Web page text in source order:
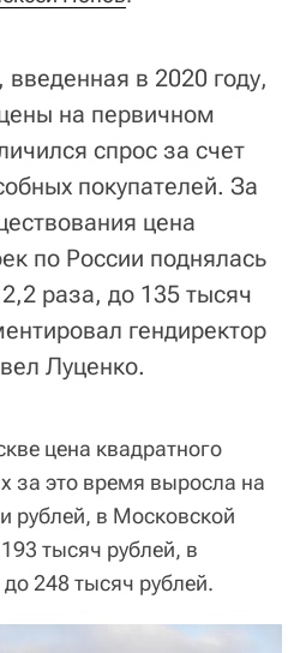
введенная в 2020 году,
на первичном
спрос за счет
покупателей. За
цена
по России поднялась
раза, до 135 тысяч
гендиректор
Луценко.
цена квадратного
за это время выросла на
рублей, в Московской
тысяч рублей, в
248 тысяч рублей.